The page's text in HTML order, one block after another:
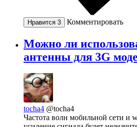
Нравится 3 Комментировать
Можно ли
антенны для 3G
tocha4 @tocha4
Частота волн мобильной сети и